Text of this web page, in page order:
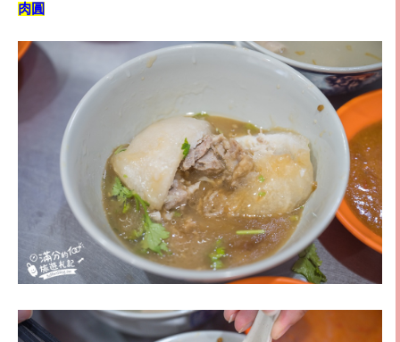
肉圓